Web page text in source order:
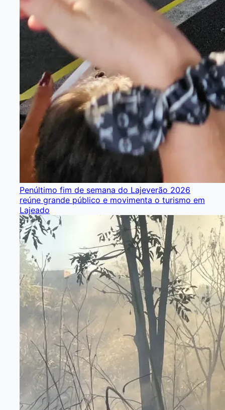
Penúltimo fim de semana do Lajeverão 2026
reúne grande público e movimenta o turismo em
Lajeado